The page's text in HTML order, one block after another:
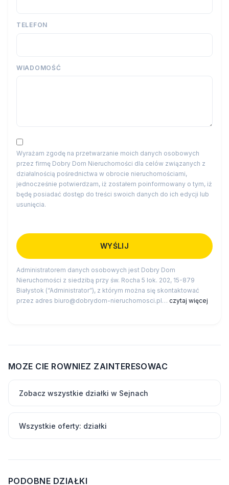
TELEFON
WIADOMOŚĆ
Wyrażam zgodę na przetwarzanie moich danych osobowych
przez firmę Dobry Dom Nieruchomości dla celów związanych z
działalnością pośrednictwa w obrocie nieruchomościami,
jednocześnie potwierdzam, iż zostałem poinformowany o tym, iż
będę posiadać dostęp do treści swoich danych do ich edycji lub
usunięcia.
Administratorem danych osobowych jest Dobry Dom
Nieruchomości z siedzibą przy św. Rocha 5 lok. 202, 15-879
Białystok (“Administrator”), z którym można się skontaktować
przez adres biuro@dobrydom-nieruchomosci.pl… czytaj więcej
MOZE CIE ROWNIEZ ZAINTERESOWAC
Zobacz wszystkie działki w Sejnach
Wszystkie oferty: działki
PODOBNE DZIAŁKI